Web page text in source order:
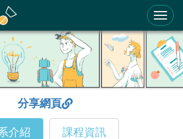
中育才輔助系統
分享網頁
介紹 課程資訊